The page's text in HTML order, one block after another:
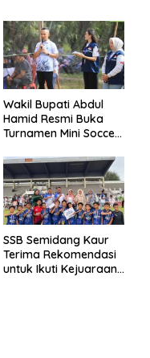
Wakil Bupati Abdul
Hamid Resmi Buka
Turnamen Mini Soccer
SSB Semidang Kaur
Terima Rekomendasi
untuk Ikuti Kejuaraan